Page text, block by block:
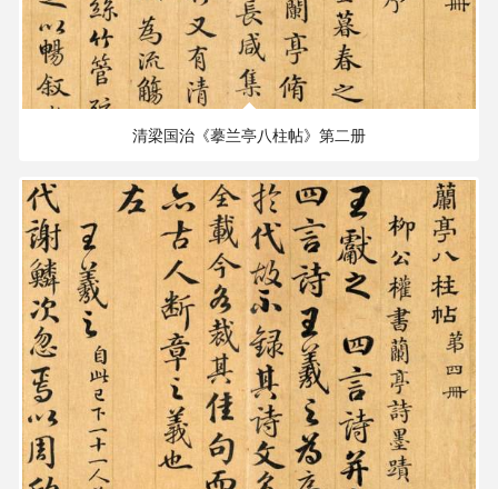
清梁国治《摹兰亭八柱帖》第二册
242.59 MB 1897×1749 PX
222.21 MB 1897×1749 PX